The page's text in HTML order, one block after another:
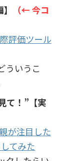
（← 今コ
評価ツール
ういうこ
て！”【実
が注目した
てみた